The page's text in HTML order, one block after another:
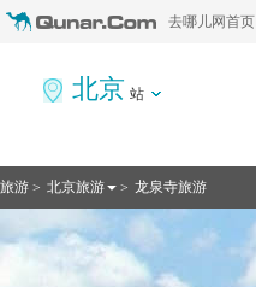
去哪儿网首页
北京 站
旅游 > 北京旅游 > 龙泉寺旅游